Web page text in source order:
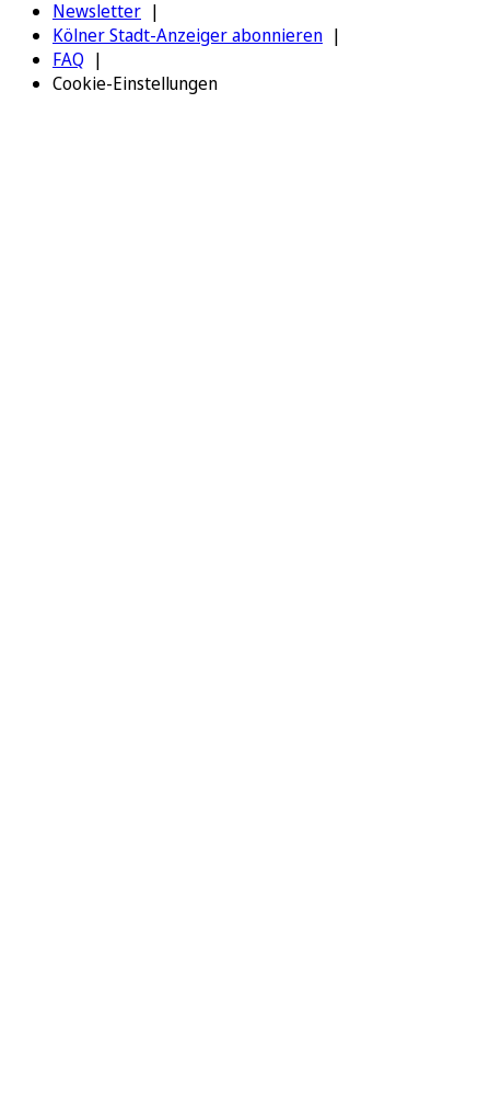
Newsletter
Kölner Stadt-Anzeiger abonnieren
FAQ
Cookie-Einstellungen